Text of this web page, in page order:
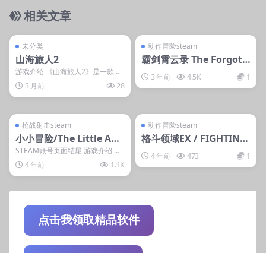
相关文章
未分类
山海旅人2
游戏介绍 《山海旅人2》是一款动
作冒险游戏。玩家将扮演七云，最
后一位“逆梦师”，...
3 月前 28
动作冒险steam
霸剑霄云录 The Forgott
en Concluder
3 年前 4.5K 1
枪战射击steam
小小冒险/The Little Adv
enture
STEAM账号页面结尾 游戏介绍 一
只来自遥远星球的勇敢的狗踏上了
危险的旅程，穿...
4 年前 1.1K
动作冒险steam
格斗领域EX / FIGHTING
EX LAYER
4 年前 473 1
点击我领取精品软件